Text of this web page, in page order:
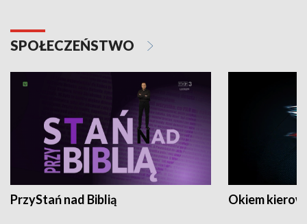
SPOŁECZEŃSTWO
PrzyStań nad Biblią Okiem